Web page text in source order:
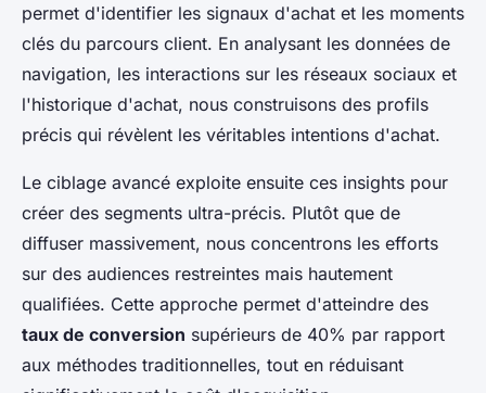
permet d'identifier les signaux d'achat et les moments
clés du parcours client. En analysant les données de
navigation, les interactions sur les réseaux sociaux et
l'historique d'achat, nous construisons des profils
précis qui révèlent les véritables intentions d'achat.
Le ciblage avancé exploite ensuite ces insights pour
créer des segments ultra-précis. Plutôt que de
diffuser massivement, nous concentrons les efforts
sur des audiences restreintes mais hautement
qualifiées. Cette approche permet d'atteindre des
taux de conversion supérieurs de 40% par rapport
aux méthodes traditionnelles, tout en réduisant